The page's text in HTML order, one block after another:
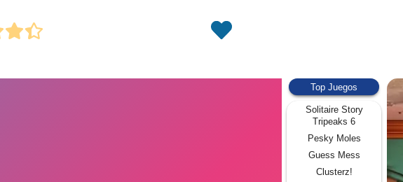
Top Juegos
Solitaire Story
Tripeaks 6
Pesky Moles
Guess Mess
Clusterz!